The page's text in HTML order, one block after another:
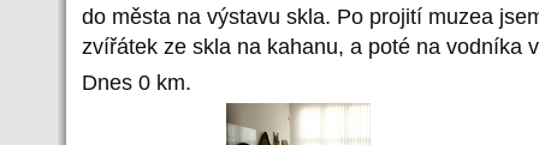
do města na výstavu skla. Po projití muzea
zvířátek ze skla na kahanu, a poté na vodníka
Dnes 0 km.